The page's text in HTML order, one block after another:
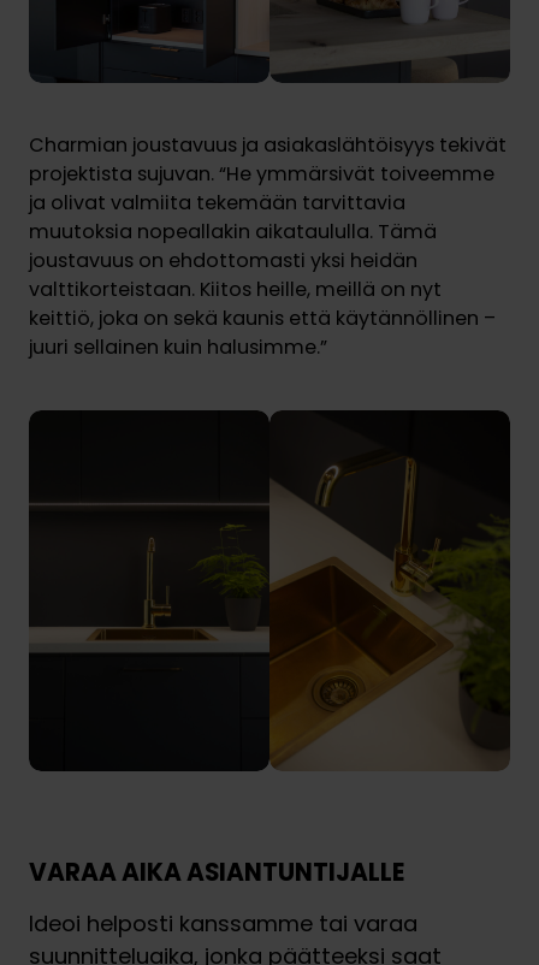
Charmian joustavuus ja asiakaslähtöisyys tekivät
projektista sujuvan. “He ymmärsivät toiveemme
ja olivat valmiita tekemään tarvittavia
muutoksia nopeallakin aikataululla. Tämä
joustavuus on ehdottomasti yksi heidän
valttikorteistaan. Kiitos heille, meillä on nyt
keittiö, joka on sekä kaunis että käytännöllinen –
juuri sellainen kuin halusimme.”
VARAA AIKA ASIANTUNTIJALLE
Ideoi helposti kanssamme tai varaa
suunnitteluaika, jonka päätteeksi saat